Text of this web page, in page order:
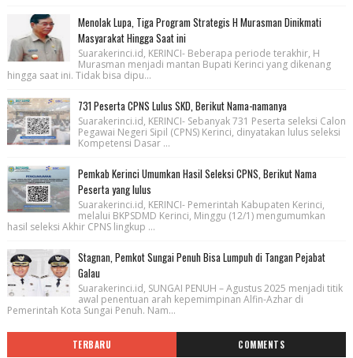
Menolak Lupa, Tiga Program Strategis H Murasman Dinikmati
Masyarakat Hingga Saat ini
Suarakerinci.id, KERINCI- Beberapa periode terakhir, H
Murasman menjadi mantan Bupati Kerinci yang dikenang
hingga saat ini. Tidak bisa dipu...
731 Peserta CPNS Lulus SKD, Berikut Nama-namanya
Suarakerinci.id, KERINCI- Sebanyak 731 Peserta seleksi Calon
Pegawai Negeri Sipil (CPNS) Kerinci, dinyatakan lulus seleksi
Kompetensi Dasar ...
Pemkab Kerinci Umumkan Hasil Seleksi CPNS, Berikut Nama
Peserta yang lulus
Suarakerinci.id, KERINCI- Pemerintah Kabupaten Kerinci,
melalui BKPSDMD Kerinci, Minggu (12/1) mengumumkan
hasil seleksi Akhir CPNS lingkup ...
Stagnan, Pemkot Sungai Penuh Bisa Lumpuh di Tangan Pejabat
Galau
Suarakerinci.id, SUNGAI PENUH – Agustus 2025 menjadi titik
awal penentuan arah kepemimpinan Alfin-Azhar di
Pemerintah Kota Sungai Penuh. Nam...
TERBARU COMMENTS